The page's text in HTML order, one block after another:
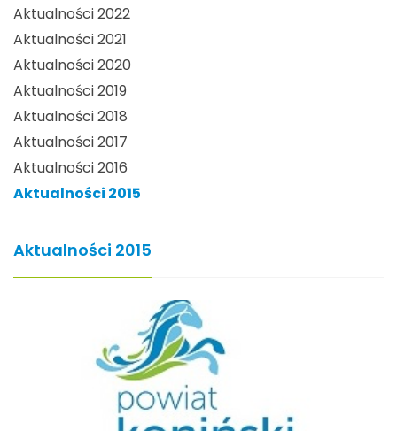
Aktualności 2022
Aktualności 2021
Aktualności 2020
Aktualności 2019
Aktualności 2018
Aktualności 2017
Aktualności 2016
Aktualności 2015
Aktualności 2015